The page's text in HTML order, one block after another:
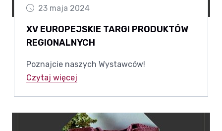
23 maja 2024
XV EUROPEJSKIE TARGI PRODUKTÓW
REGIONALNYCH
Poznajcie naszych Wystawców!
Czytaj więcej